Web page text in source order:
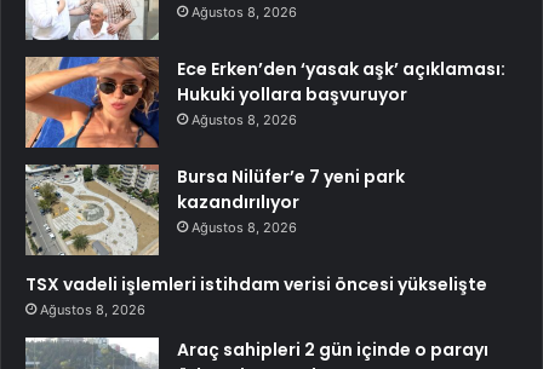
Ağustos 8, 2026
Ece Erken’den ‘yasak aşk’ açıklaması:
Hukuki yollara başvuruyor
Ağustos 8, 2026
Bursa Nilüfer’e 7 yeni park
kazandırılıyor
Ağustos 8, 2026
TSX vadeli işlemleri istihdam verisi öncesi yükselişte
Ağustos 8, 2026
Araç sahipleri 2 gün içinde o parayı